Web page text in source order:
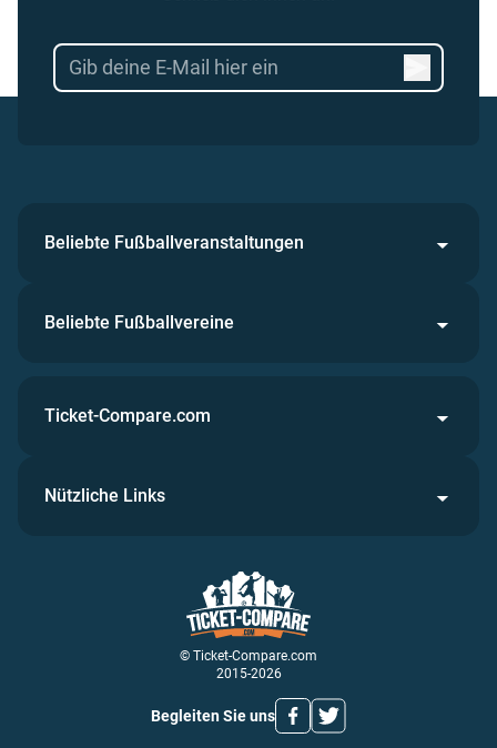
Beliebte Fußballveranstaltungen
Beliebte Fußballvereine
© Ticket-Compare.com
2015-2026
Begleiten Sie uns
Ticket-Compare.com
Nützliche Links